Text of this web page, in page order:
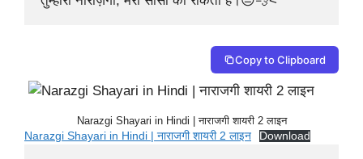
Copy to Clipboard
Narazgi Shayari in Hindi | नाराजगी शायरी 2 लाइन
Narazgi Shayari in Hindi | नाराजगी शायरी 2 लाइन
Download